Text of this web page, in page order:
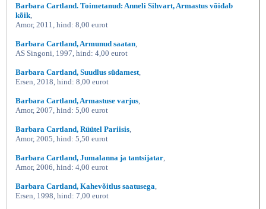
Barbara Cartland. Toimetanud: Anneli Sihvart, Armastus võidab
kõik
Amor, 2011, hind: 8,00 eurot
Barbara Cartland, Armunud saatan
AS Singoni, 1997, hind: 4,00 eurot
Barbara Cartland, Suudlus südamest
Ersen, 2018, hind: 8,00 eurot
Barbara Cartland, Armastuse varjus
Amor, 2007, hind: 5,00 eurot
Barbara Cartland, Rüütel Pariisis
Amor, 2005, hind: 5,50 eurot
Barbara Cartland, Jumalanna ja tantsijatar
Amor, 2006, hind: 4,00 eurot
Barbara Cartland, Kahevõitlus saatusega
Ersen, 1998, hind: 7,00 eurot